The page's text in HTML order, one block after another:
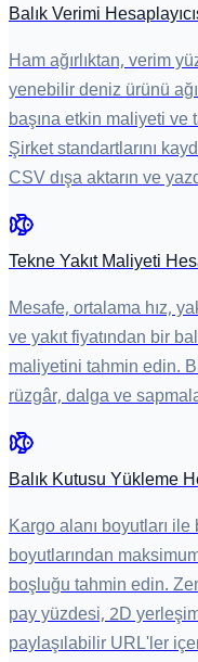
Balık Verimi
Ham ağırlıktan, verim
yenebilir deniz ürünü
başına etkin maliyeti ve
Şirket standartlarını
CSV dışa aktarın ve
Tekne Yakıt Maliyeti
Mesafe, ortalama hız,
ve yakıt fiyatından bir
maliyetini tahmin edin.
rüzgâr, dalga ve
Balık Kutusu Yükleme
Kargo alanı boyutları
boyutlarından
boşluğu tahmin edin.
pay yüzdesi, 2D
paylaşılabilir URL'ler